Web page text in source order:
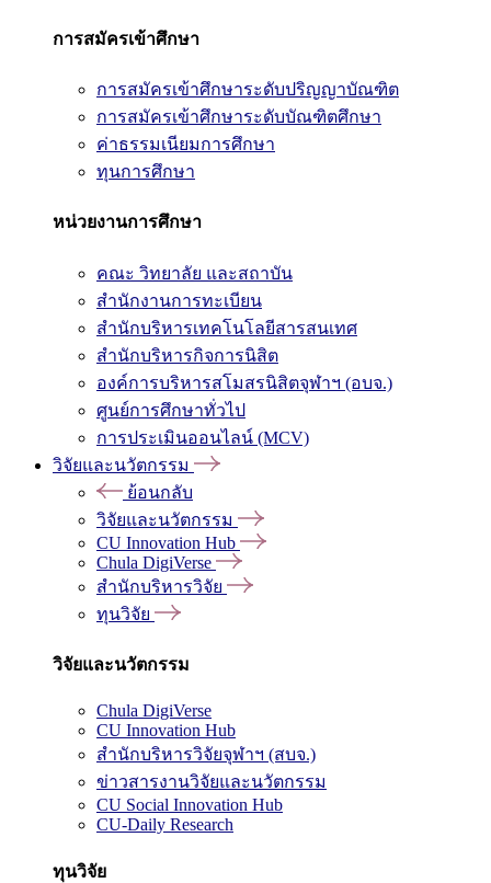
การสมัครเข้าศึกษา
การสมัครเข้าศึกษาระดับปริญญาบัณฑิต
การสมัครเข้าศึกษาระดับบัณฑิตศึกษา
ค่าธรรมเนียมการศึกษา
ทุนการศึกษา
หน่วยงานการศึกษา
คณะ วิทยาลัย และสถาบัน
สำนักงานการทะเบียน
สำนักบริหารเทคโนโลยีสารสนเทศ
สำนักบริหารกิจการนิสิต
องค์การบริหารสโมสรนิสิตจุฬาฯ (อบจ.)
ศูนย์การศึกษาทั่วไป
การประเมินออนไลน์ (MCV)
วิจัยและนวัตกรรม
ย้อนกลับ
วิจัยและนวัตกรรม
CU Innovation Hub
Chula DigiVerse
สำนักบริหารวิจัย
ทุนวิจัย
วิจัยและนวัตกรรม
Chula DigiVerse
CU Innovation Hub
สำนักบริหารวิจัยจุฬาฯ (สบจ.)
ข่าวสารงานวิจัยและนวัตกรรม
CU Social Innovation Hub
CU-Daily Research
ทุนวิจัย